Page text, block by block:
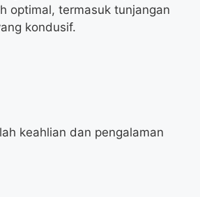
optimal, termasuk tunjangan
kondusif.
keahlian dan pengalaman